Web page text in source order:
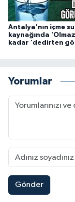
Antalya'nın içme su
kaynağında
kadar 'dedirten
Yorumlar
Gönder